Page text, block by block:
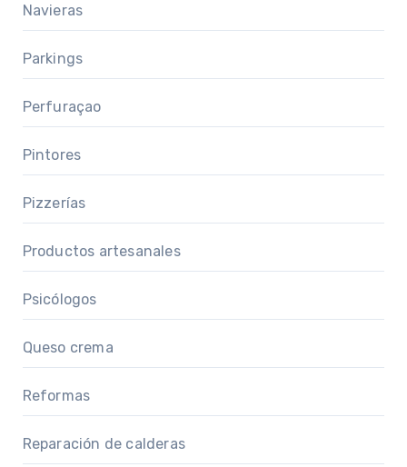
Navieras
Parkings
Perfuraçao
Pintores
Pizzerías
Productos artesanales
Psicólogos
Queso crema
Reformas
Reparación de calderas